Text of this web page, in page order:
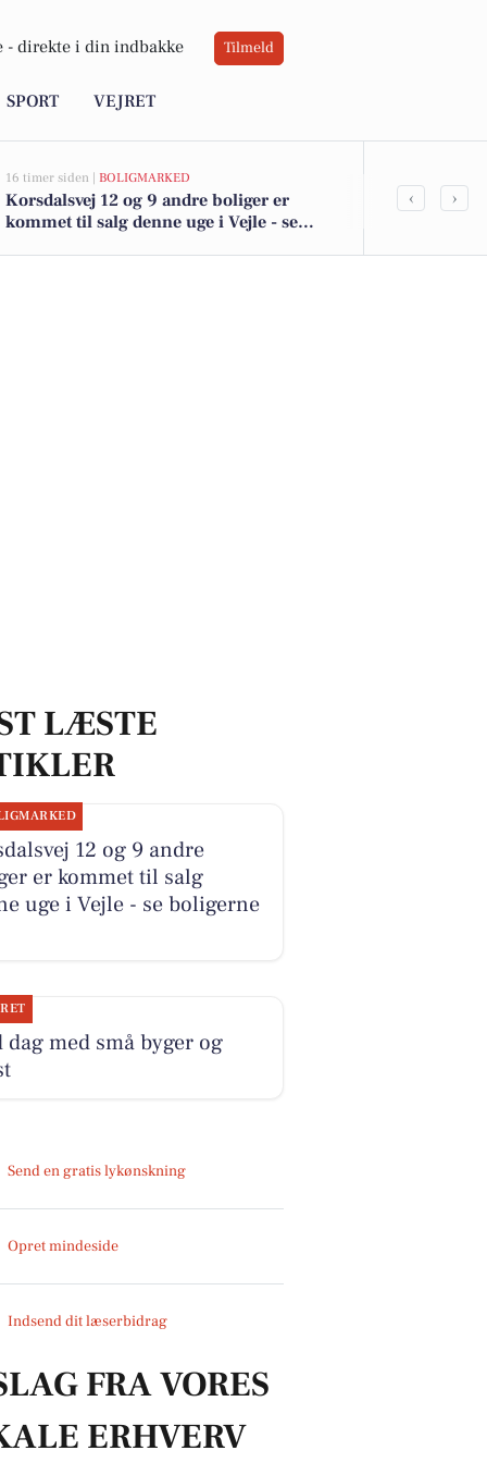
- direkte i din indbakke Tilmeld
SPORT VEJRET
16 timer siden | BOLIGMARKED
Korsdalsvej 12 og 9 andre boliger er
kommet til salg denne uge i Vejle - se
‹ ›
LÆSTE
12 og 9 andre
er kommet til salg
uge i Vejle - se boligerne
med små byger og
Send en gratis lykønskning
Opret mindeside
Indsend dit læserbidrag
FRA VORES
ERHVERV